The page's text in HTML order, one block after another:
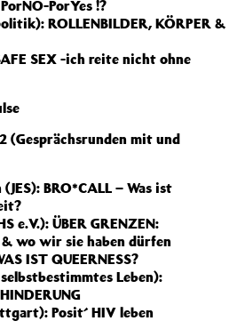
PorYes !?
ROLLENBILDER, KÖRPER &
SEX -ich reite nicht ohne
(Gesprächsrunden mit und
BRO*CALL – Was ist
e.V.): ÜBER GRENZEN:
wo wir sie haben dürfen
IST QUEERNESS?
Leben):
Posit´ HIV leben